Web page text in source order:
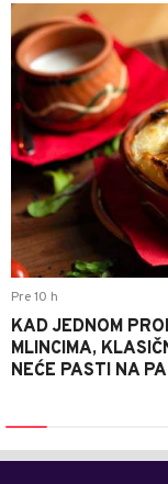
Pre 10 h
KAD JEDNOM
MLINCIMA,
NEĆE PASTI NA